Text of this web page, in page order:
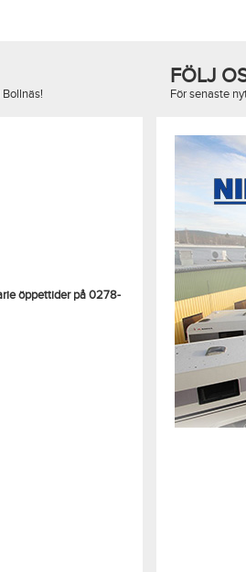
öppettider på 0278-
FÖLJ
För senaste